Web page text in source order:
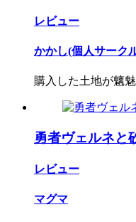
レビュー
かかし(個人サーク
購入した土地が魑
勇者ヴェルネと
レビュー
マグマ